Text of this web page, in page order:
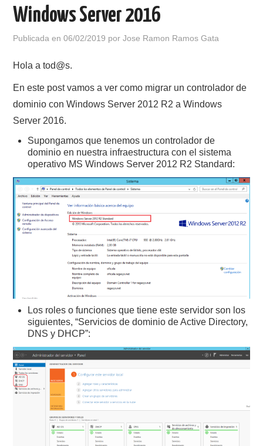
Windows Server 2016
Publicada en06/02/2019 porJose Ramon Ramos Gata
Hola a tod@s.
En este post vamos a ver como migrar un controlador de
dominio con Windows Server 2012 R2 a Windows
Server 2016.
Supongamos que tenemos un controlador de
dominio en nuestra infraestructura con el sistema
operativo MS Windows Server 2012 R2 Standard:
Los roles o funciones que tiene este servidor son los
siguientes, “Servicios de dominio de Active Directory,
DNS y DHCP”: